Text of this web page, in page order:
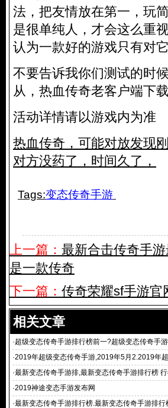
法，把友情放在第一，玩
是很单纯人，才会这么重
认为一款好的游戏只有对
不要告诉我你们测试的时
从，热血传奇老客户端下载
活动详情请以游戏内为准
热血传奇，可能对放发现
对方没药了，时间久了，
Tags:变态传奇手游
上一篇： 最新合击传奇手
是一款传奇
下一篇： 传奇荣耀sf手游官
相关文章
·超级变态传奇手游排行榜前一?超级变态传奇手
前一,高
·2019年超级变态传奇手游,2019年5月2.2019年
传奇手
·最新变态传奇手游排,最新变态传奇手游排行榜
号码时不要删
·2019神途变态手游发布网
·最新变态传奇手游排行榜.最新变态传奇手游排行